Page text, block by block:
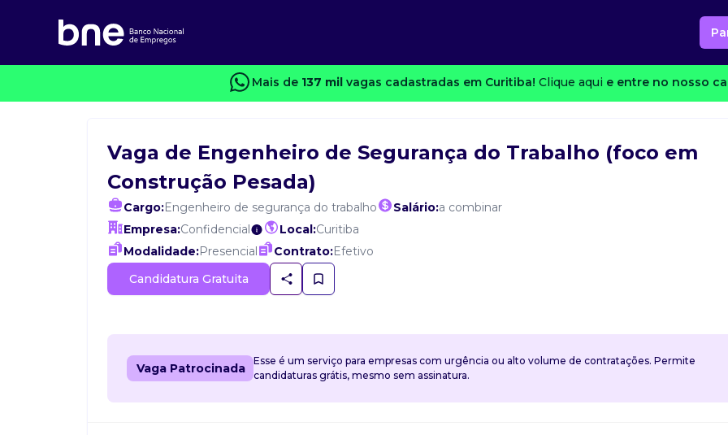
Mais de 137 milvagas cadastradas em Curitiba! Clique aqui e entre no nosso
Vaga de Engenheiro de Segurança do Trabalho (foco em
Construção Pesada)
Cargo:Engenheiro de segurança do trabalho Salário:a combinar
Empresa:Confidencial Local:Curitiba
Modalidade:Presencial Contrato:Efetivo
Candidatura Gratuita
Vaga Patrocinada
Esse é um serviço para empresas com urgência ou alto volume de contratações. Permite
candidaturas grátis, mesmo sem assinatura.